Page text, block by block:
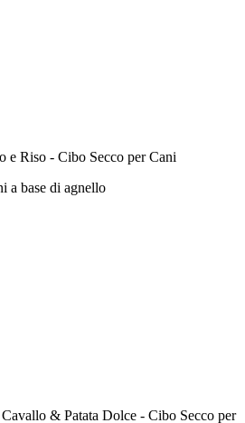
e Riso - Cibo Secco per Cani
a base di agnello
& Patata Dolce - Cibo Secco per